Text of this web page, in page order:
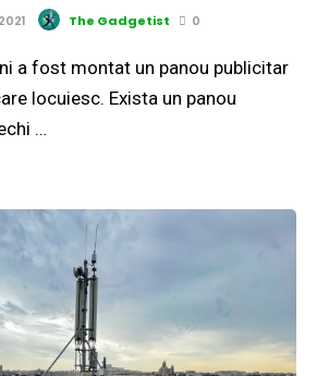
The Gadgetist 0
a fost montat un panou publicitar
locuiesc. Exista un panou
…